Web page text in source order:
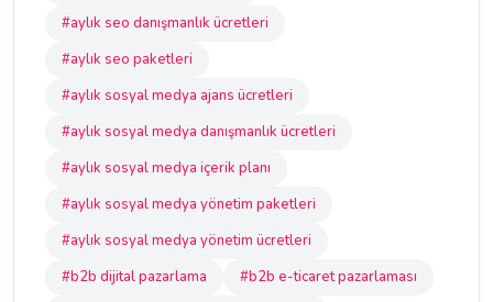
#aylık seo danışmanlık ücretleri
#aylık seo paketleri
#aylık sosyal medya ajans ücretleri
#aylık sosyal medya danışmanlık ücretleri
#aylık sosyal medya içerik planı
#aylık sosyal medya yönetim paketleri
#aylık sosyal medya yönetim ücretleri
#b2b dijital pazarlama
#b2b e-ticaret pazarlaması